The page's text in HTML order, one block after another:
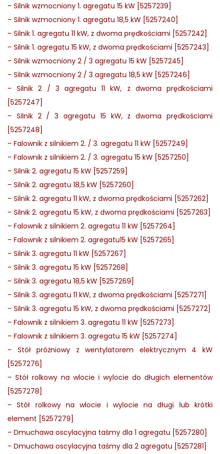
– Silnik wzmocniony 1. agregatu 15 kW [5257239]
– Silnik wzmocniony 1. agregatu 18,5 kW [5257240]
– Silnik 1. agregatu 11 kW, z dwoma prędkościami [5257242]
– Silnik 1. agregatu 15 kW, z dwoma prędkościami [5257243]
– Silnik wzmocniony 2 / 3 agregatu 15 kW [5257245]
– Silnik wzmocniony 2 / 3 agregatu 18,5 kW [5257246]
–Silnik 2 / 3 agregatu 11 kW, z dwoma prędkościami
[5257247]
– Silnik 2 / 3 agregatu 15 kW, z dwoma prędkościami
[5257248]
– Falownik z silnikiem 2. / 3. agregatu 11 kW [5257249]
– Falownik z silnikiem 2. / 3. agregatu 15 kW [5257250]
– Silnik 2. agregatu 15 kW [5257259]
– Silnik 2. agregatu 18,5 kW [5257260]
– Silnik 2. agregatu 11 kW, z dwoma prędkościami [5257262]
– Silnik 2. agregatu 15 kW, z dwoma prędkościami [5257263]
– Falownik z silnikiem 2. agregatu 11 kW [5257264]
– Falownik z silnikiem 2. agregatu15 kW [5257265]
– Silnik 3. agregatu 11 kW [5257267]
– Silnik 3. agregatu 15 kW [5257268]
– Silnik 3. agregatu 18,5 kW [5257269]
– Silnik 3. agregatu 11 kW, z dwoma prędkościami [5257271]
– Silnik 3. agregatu 15 kW, z dwoma prędkościami [5257272]
– Falownik z silnikiem 3. agregatu 11 kW [5257273]
– Falownik z silnikiem 3. agregatu 15 kW [5257274]
– Stół próżniowy z wentylatorem elektrycznym 4 kW
[5257276]
– Stół rolkowy na wlocie i wylocie do długich elementów
[5257278]
–Stół rolkowy na wlocie i wylocie na długi lub krótki
element [5257279]
– Dmuchawa oscylacyjna taśmy dla 1 agregatu [5257280]
– Dmuchawa oscylacyjna taśmy dla 2 agregatu [5257281]